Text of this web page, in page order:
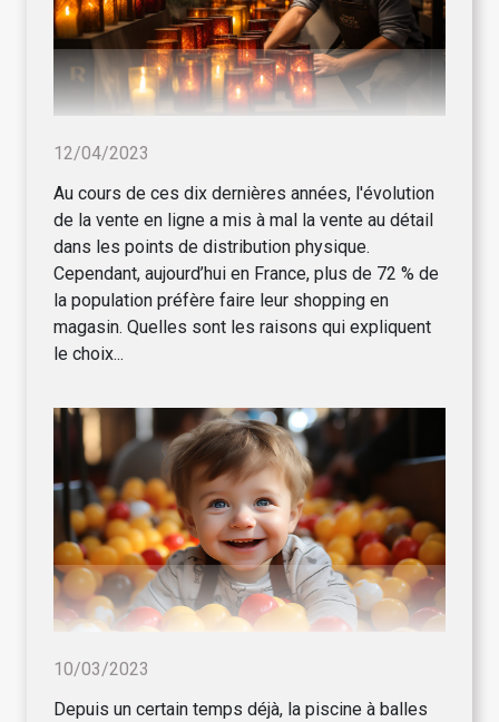
12/04/2023
Au cours de ces dix dernières années, l'évolution
de la vente en ligne a mis à mal la vente au détail
dans les points de distribution physique.
Cependant, aujourd’hui en France, plus de 72 % de
la population préfère faire leur shopping en
magasin. Quelles sont les raisons qui expliquent
le choix...
10/03/2023
Depuis un certain temps déjà, la piscine à balles